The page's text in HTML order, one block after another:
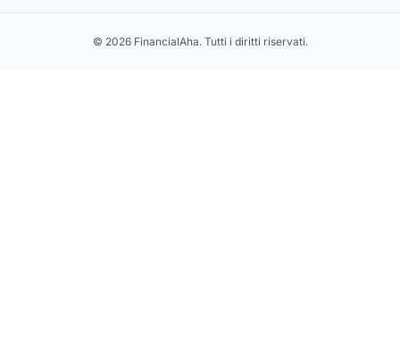
© 2026 FinancialAha. Tutti i diritti riservati.